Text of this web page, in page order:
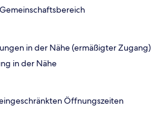
in der Nähe (ermäßigter Zugang)
in der Nähe
Öffnungszeiten